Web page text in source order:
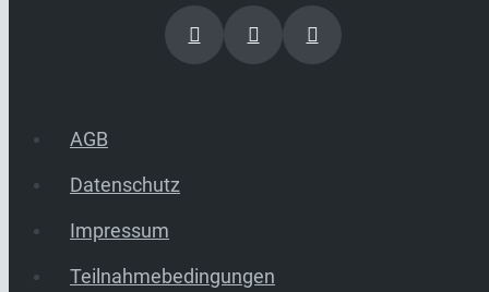
AGB
Datenschutz
Impressum
Teilnahmebedingungen